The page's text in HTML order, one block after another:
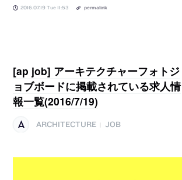
2016.07.19 Tue 11:53 permalink
[ap job] アーキテクチャーフォトジ
ョブボードに掲載されている求人情
報一覧(2016/7/19)
ARCHITECTURE JOB